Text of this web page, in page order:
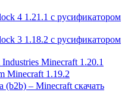
4 1.21.1 с русификатором
3 1.18.2 с русификатором
Minecraft 1.20.1
Minecraft 1.19.2
(b2b) – Minecraft скачать